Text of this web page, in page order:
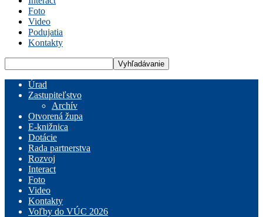
Foto
Video
Podujatia
Kontakty
Úrad
Zastupiteľstvo
Archív
Otvorená župa
E-knižnica
Dotácie
Rada partnerstva
Rozvoj
Interact
Foto
Video
Kontakty
Voľby do VÚC 2026